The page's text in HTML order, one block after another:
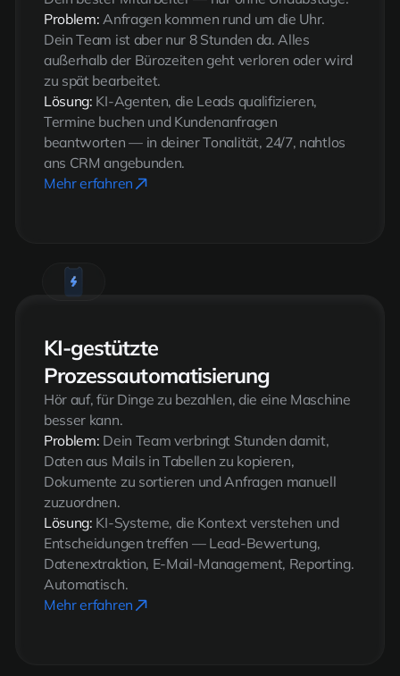
Problem: Anfragen kommen rund um die Uhr.
Dein Team ist aber nur 8 Stunden da. Alles
außerhalb der Bürozeiten geht verloren oder wird
zu spät bearbeitet.
Lösung: KI-Agenten, die Leads qualifizieren,
Termine buchen und Kundenanfragen
beantworten — in deiner Tonalität, 24/7, nahtlos
ans CRM angebunden.
Mehr erfahren
KI-gestützte
Prozessautomatisierung
Hör auf, für Dinge zu bezahlen, die eine Maschine
besser kann.
Problem: Dein Team verbringt Stunden damit,
Daten aus Mails in Tabellen zu kopieren,
Dokumente zu sortieren und Anfragen manuell
zuzuordnen.
Lösung: KI-Systeme, die Kontext verstehen und
Entscheidungen treffen — Lead-Bewertung,
Datenextraktion, E-Mail-Management, Reporting.
Automatisch.
Mehr erfahren